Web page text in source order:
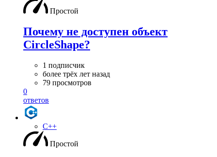
Простой
Почему не доступен объект
CircleShape?
1 подписчик
более трёх лет назад
79 просмотров
0
ответов
C++
Простой